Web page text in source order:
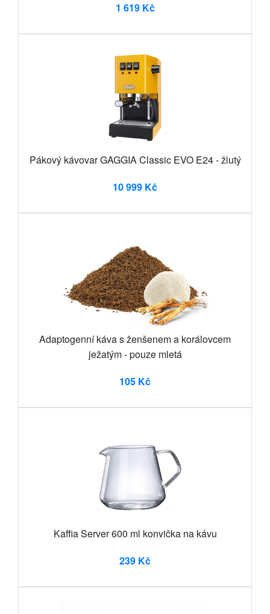
1 619 Kč
Pákový kávovar GAGGIA Classic EVO E24 - žlutý
10 999 Kč
Adaptogenní káva s ženšenem a korálovcem
ježatým - pouze mletá
105 Kč
Kaffia Server 600 ml konvička na kávu
239 Kč